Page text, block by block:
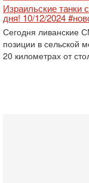
Израильские танки
дня! 10/12/2024
Сегодня ливанские
позиции в сельской
20 километрах от